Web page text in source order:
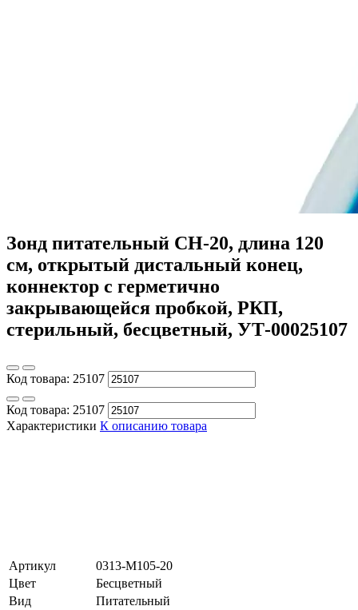
Зонд питательный CH-20, длина 120
см, открытый дистальный конец,
коннектор с герметично
закрывающейся пробкой, РКП,
стерильный, бесцветный, УТ-00025107
Код товара: 25107
Код товара: 25107
Характеристики К описанию товара
Артикул
0313-M105-20
Цвет
Бесцветный
Вид
Питательный